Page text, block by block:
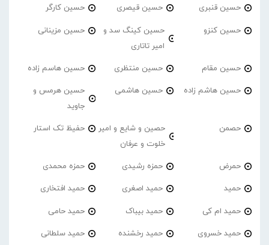
حسین قنبری حسین قیصری حسین کارگر
حسین کنزو
حسین کینگ سد و
امیر تاتاری
حسین مزینانی
حسین مقام حسین منتظری حسین هاسم زاده
حسین هاشم زاده حسین هاشمی
حسین هرمس و
جاوید
حصمن
حصین و شایع و امیر
خلوت و عرفان
حفیظ تک استار
حمرض حمزه رشیدی حمزه محمدی
حمید حمید اصغری حمید افتخاری
حمید ام کی حمید بیباک حمید حامی
حمید خسروی حمید رخشنده حمید سلطانی